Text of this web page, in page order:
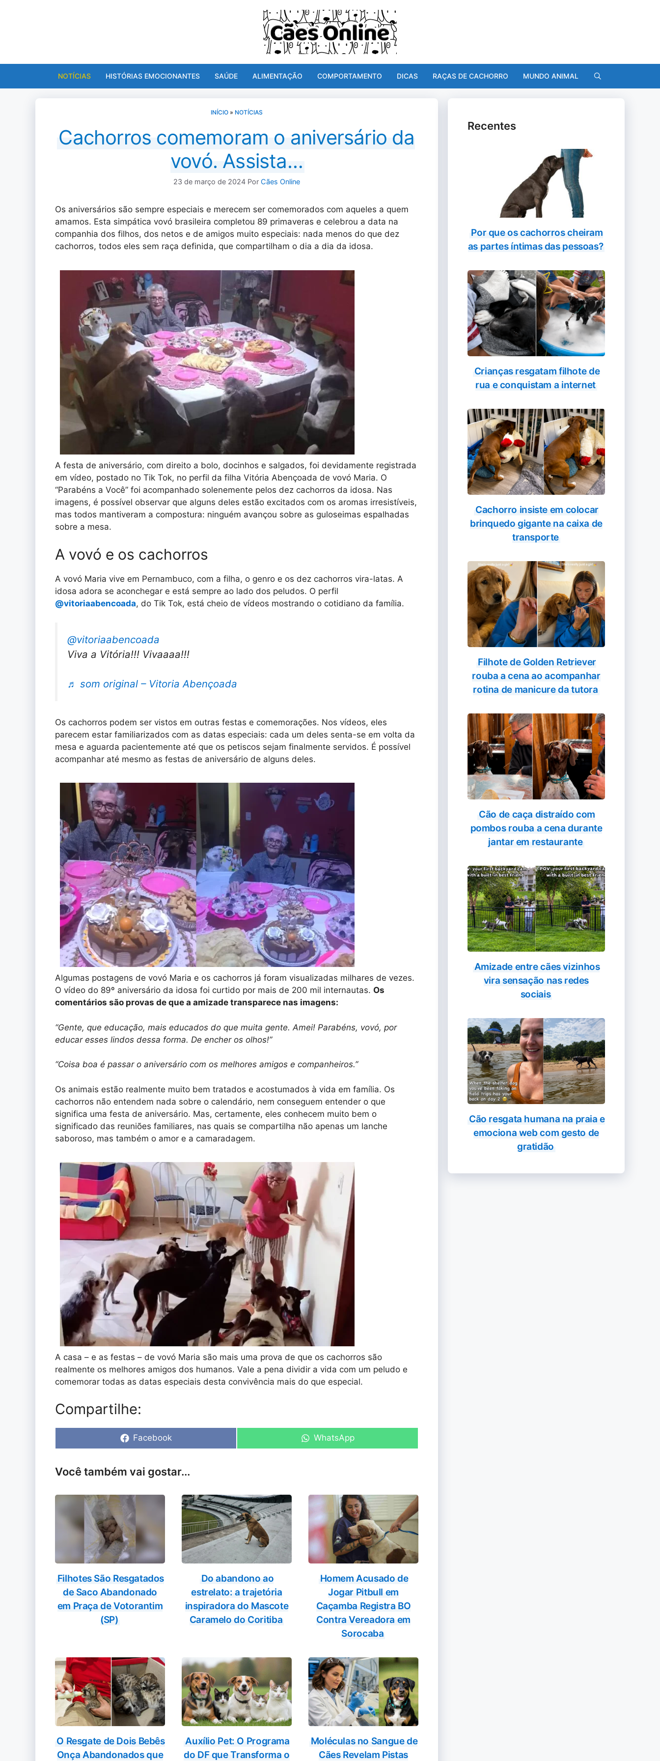
NOTÍCIAS HISTÓRIAS EMOCIONANTES SAÚDE ALIMENTAÇÃO COMPORTAMENTO DICAS RAÇAS DE CACHORRO MUNDO ANIMAL
INÍCIO » NOTÍCIAS
Cachorros comemoram o aniversário da
vovó. Assista…
23 de março de 2024 Por Cães Online
Os aniversários são sempre especiais e merecem ser comemorados com aqueles a quem
amamos. Esta simpática vovó brasileira completou 89 primaveras e celebrou a data na
companhia dos filhos, dos netos e de amigos muito especiais: nada menos do que dez
cachorros, todos eles sem raça definida, que compartilham o dia a dia da idosa.
A festa de aniversário, com direito a bolo, docinhos e salgados, foi devidamente registrada
em vídeo, postado no Tik Tok, no perfil da filha Vitória Abençoada de vovó Maria. O
“Parabéns a Você” foi acompanhado solenemente pelos dez cachorros da idosa. Nas
imagens, é possível observar que alguns deles estão excitados com os aromas irresistíveis,
mas todos mantiveram a compostura: ninguém avançou sobre as guloseimas espalhadas
sobre a mesa.
A vovó e os cachorros
A vovó Maria vive em Pernambuco, com a filha, o genro e os dez cachorros vira-latas. A
idosa adora se aconchegar e está sempre ao lado dos peludos. O perfil
@vitoriaabencoada, do Tik Tok, está cheio de vídeos mostrando o cotidiano da família.
@vitoriaabencoada
Viva a Vitória!!! Vivaaaa!!!
♬ som original – Vitoria Abençoada
Os cachorros podem ser vistos em outras festas e comemorações. Nos vídeos, eles
parecem estar familiarizados com as datas especiais: cada um deles senta-se em volta da
mesa e aguarda pacientemente até que os petiscos sejam finalmente servidos. É possível
acompanhar até mesmo as festas de aniversário de alguns deles.
Algumas postagens de vovó Maria e os cachorros já foram visualizadas milhares de vezes.
O vídeo do 89º aniversário da idosa foi curtido por mais de 200 mil internautas. Os
comentários são provas de que a amizade transparece nas imagens:
“Gente, que educação, mais educados do que muita gente. Amei! Parabéns, vovó, por
educar esses lindos dessa forma. De encher os olhos!”
“Coisa boa é passar o aniversário com os melhores amigos e companheiros.”
Os animais estão realmente muito bem tratados e acostumados à vida em família. Os
cachorros não entendem nada sobre o calendário, nem conseguem entender o que
significa uma festa de aniversário. Mas, certamente, eles conhecem muito bem o
significado das reuniões familiares, nas quais se compartilha não apenas um lanche
saboroso, mas também o amor e a camaradagem.
A casa – e as festas – de vovó Maria são mais uma prova de que os cachorros são
realmente os melhores amigos dos humanos. Vale a pena dividir a vida com um peludo e
comemorar todas as datas especiais desta convivência mais do que especial.
Compartilhe:
Share
Facebook
Share
WhatsApp
Você também vai gostar...
Filhotes São Resgatados
de Saco Abandonado
em Praça de Votorantim
(SP)
Do abandono ao
estrelato: a trajetória
inspiradora do Mascote
Caramelo do Coritiba
Homem Acusado de
Jogar Pitbull em
Caçamba Registra BO
Contra Vereadora em
Sorocaba
O Resgate de Dois Bebês
Onça Abandonados que
Auxílio Pet: O Programa
do DF que Transforma o
Moléculas no Sangue de
Cães Revelam Pistas
Recentes
Por que os cachorros cheiram
as partes íntimas das pessoas?
Crianças resgatam filhote de
rua e conquistam a internet
Cachorro insiste em colocar
brinquedo gigante na caixa de
transporte
Filhote de Golden Retriever
rouba a cena ao acompanhar
rotina de manicure da tutora
Cão de caça distraído com
pombos rouba a cena durante
jantar em restaurante
Amizade entre cães vizinhos
vira sensação nas redes
sociais
Cão resgata humana na praia e
emociona web com gesto de
gratidão